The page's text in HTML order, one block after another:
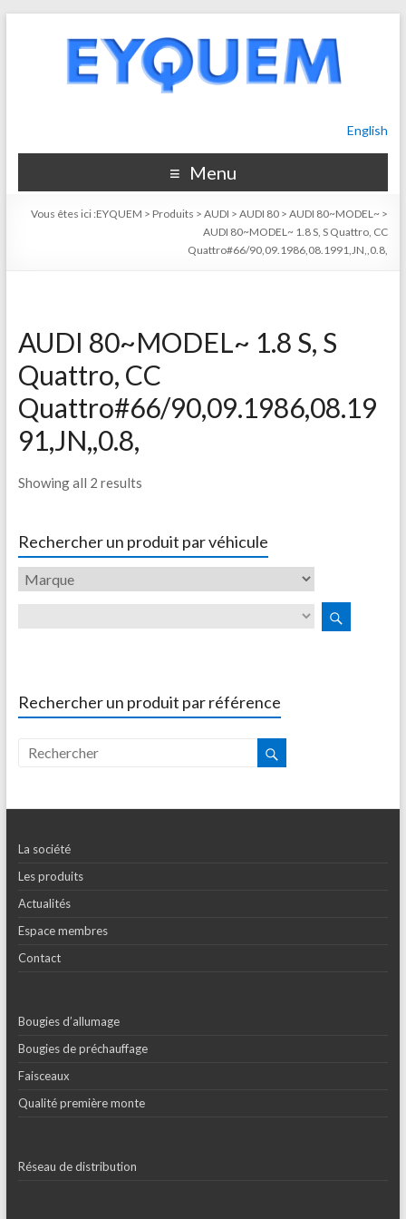
English
Menu
Vous êtes ici :EYQUEM > Produits >AUDI >AUDI 80 >AUDI 80~MODEL~ >
AUDI 80~MODEL~ 1.8 S, S Quattro, CC
Quattro#66/90,09.1986,08.1991,JN,,0.8,
AUDI 80~MODEL~ 1.8 S, S
Quattro, CC
Quattro#66/90,09.1986,08.19
91,JN,,0.8,
Showing all 2 results
Rechercher un produit par véhicule
Rechercher un produit par référence
La société
Les produits
Actualités
Espace membres
Contact
Bougies d’allumage
Bougies de préchauffage
Faisceaux
Qualité première monte
Réseau de distribution